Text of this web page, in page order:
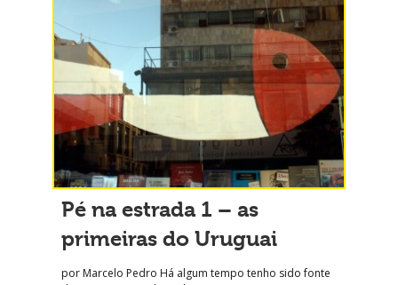
Pé na estrada 1 – as
primeiras do Uruguai
por Marcelo Pedro Há algum tempo tenho sido fonte